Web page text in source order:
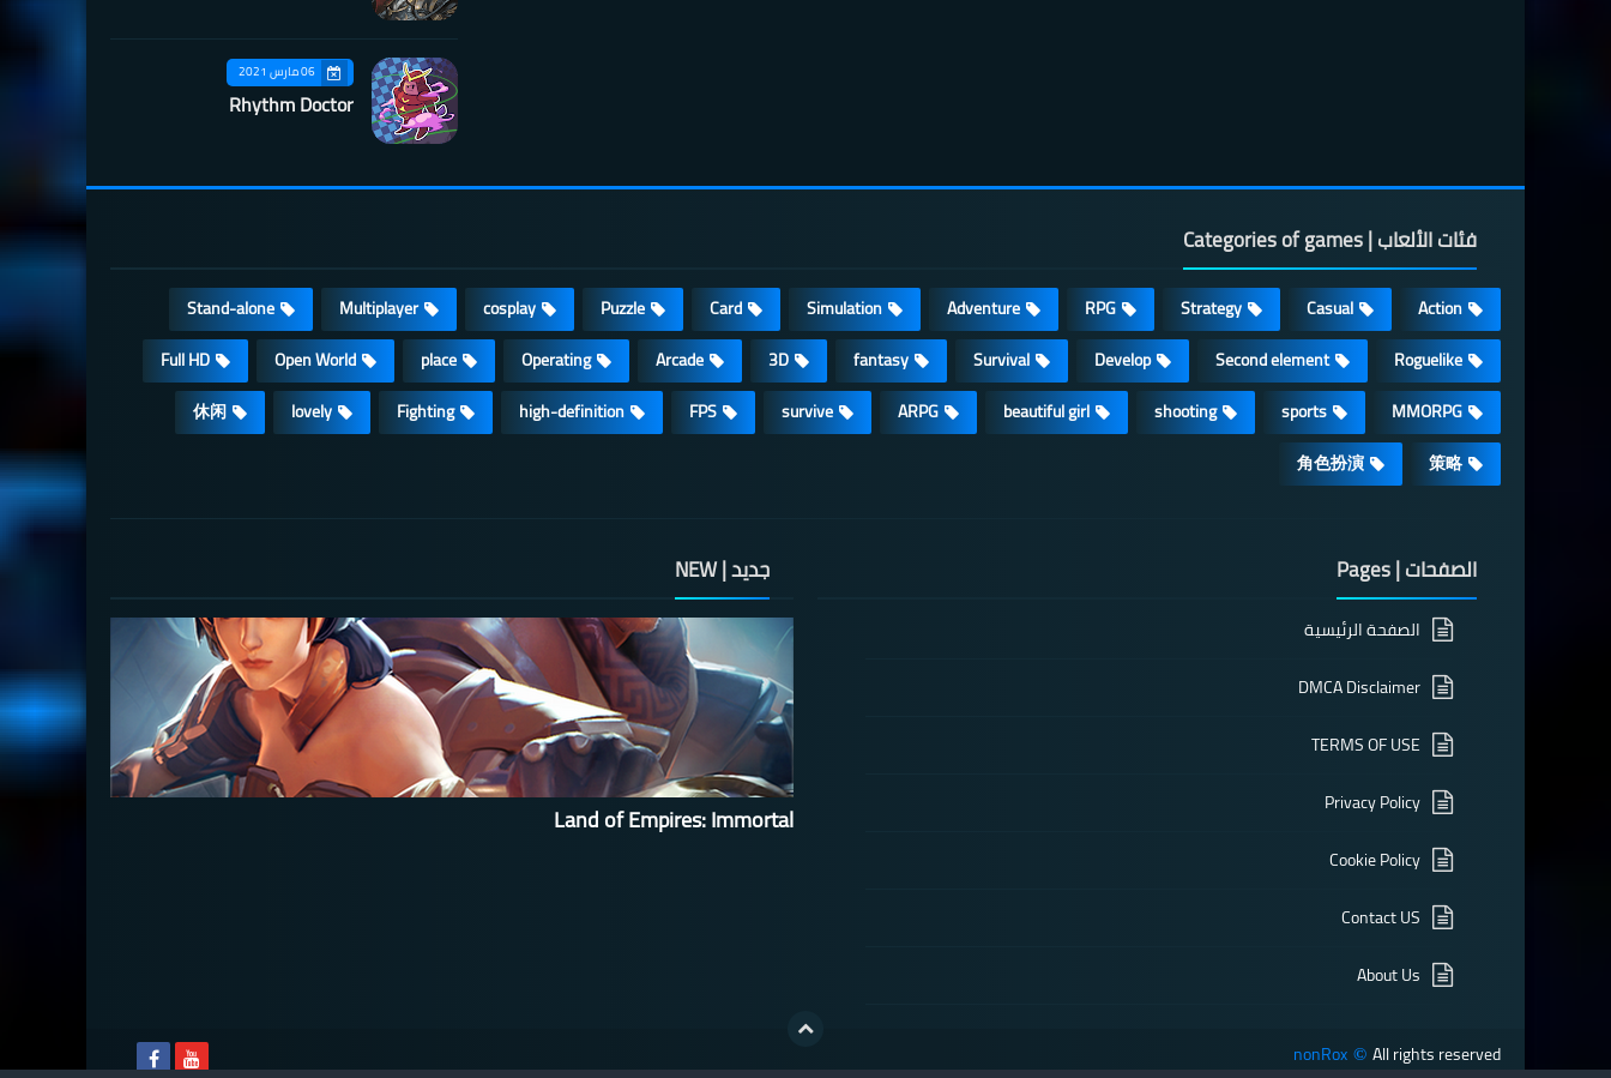
06 مارس 2021
Rhythm Doctor
فئات الألعاب | Categories of games
Action
Casual
Strategy
RPG
Adventure
Simulation
Card
Puzzle
cosplay
Multiplayer
Stand-alone
Roguelike
Second element
Develop
Survival
fantasy
3D
Arcade
Operating
place
Open World
Full HD
MMORPG
sports
shooting
beautiful girl
ARPG
survive
FPS
high-definition
Fighting
lovely
休闲
策略
角色扮演
الصفحات | Pages
الصفحة الرئيسية
DMCA Disclaimer
TERMS OF USE
Privacy Policy
Cookie Policy
Contact US
About Us
جديد | NEW
Land of Empires: Immortal
All rights reserved
©
nonRox